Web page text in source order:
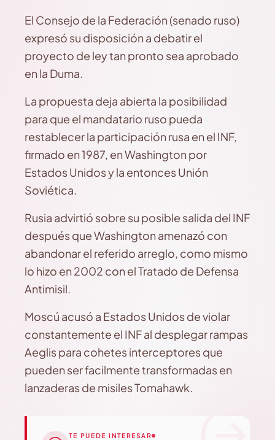
El Consejo de la Federación (senado ruso)
expresó su disposición a debatir el
proyecto de ley tan pronto sea aprobado
en la Duma.
La propuesta deja abierta la posibilidad
para que el mandatario ruso pueda
restablecer la participación rusa en el INF,
firmado en 1987, en Washington por
Estados Unidos y la entonces Unión
Soviética.
Rusia advirtió sobre su posible salida del INF
después que Washington amenazó con
abandonar el referido arreglo, como mismo
lo hizo en 2002 con el Tratado de Defensa
Antimisil.
Moscú acusó a Estados Unidos de violar
constantemente el INF al desplegar rampas
Aeglis para cohetes interceptores que
pueden ser facilmente transformadas en
lanzaderas de misiles Tomahawk.
TE PUEDE INTERESAR